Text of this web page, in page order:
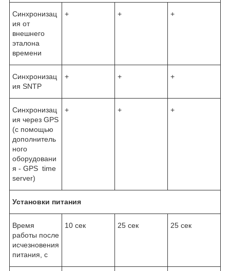
Синхронизац
ия от
внешнего
эталона
времени
+ + +
Синхронизац
ия SNTP
+ + +
Синхронизац
ия через GPS
(с помощью
дополнитель
ного
оборудовани
я - GPS time
server)
+ + +
Установки питания
Время
работы после
исчезновения
питания, с
10 сек 25 сек 25 сек